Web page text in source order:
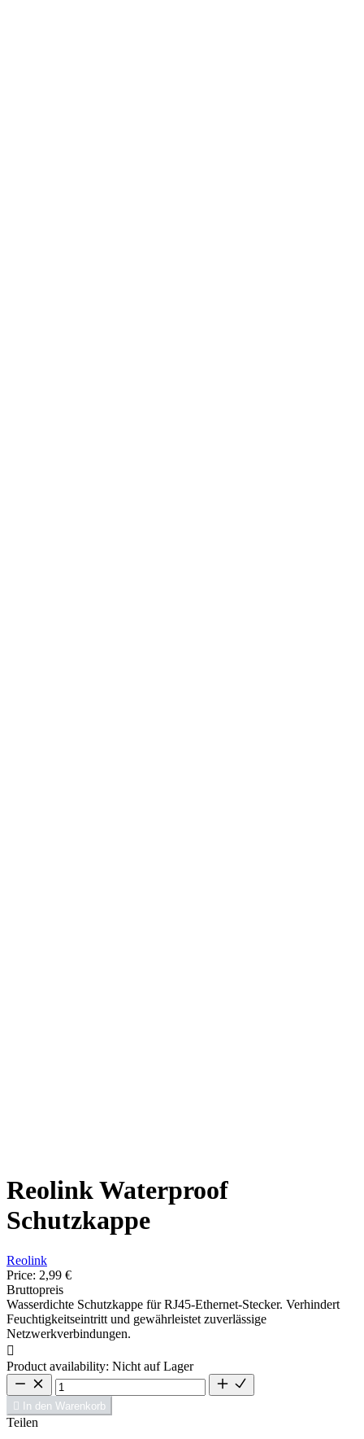
Reolink Waterproof
Schutzkappe
Reolink
Price: 2,99 €
Bruttopreis
Wasserdichte Schutzkappe für RJ45-Ethernet-Stecker. Verhindert
Feuchtigkeitseintritt und gewährleistet zuverlässige
Netzwerkverbindungen.

Product availability: Nicht auf Lager
 In den Warenkorb
Teilen